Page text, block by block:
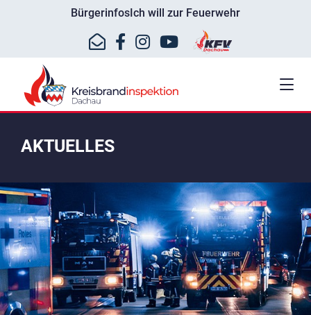
BürgerinfosIch will zur Feuerwehr
AKTUELLES